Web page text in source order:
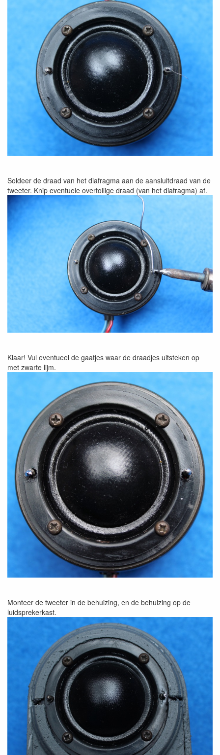
Soldeer de draad van het diafragma aan de aansluitdraad van de
tweeter. Knip eventuele overtollige draad (van het diafragma) af.
Klaar! Vul eventueel de gaatjes waar de draadjes uitsteken op
met zwarte lijm.
Monteer de tweeter in de behuizing, en de behuizing op de
luidsprekerkast.